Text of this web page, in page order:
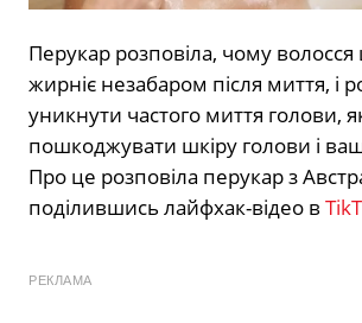
Перукар розповіла, чому
жирніє незабаром після миття, і
уникнути частого миття голови,
пошкоджувати шкіру голови і
Про це розповіла перукар з
поділившись лайфхак-відео в
РЕКЛАМА